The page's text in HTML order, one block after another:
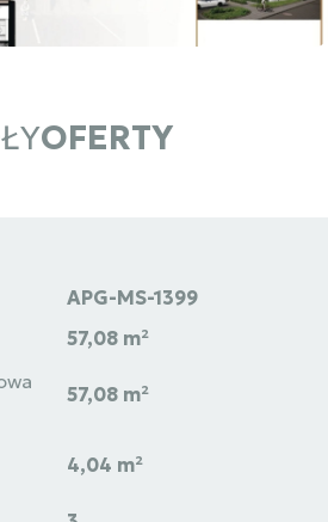
OFERTY
APG-MS-1399
57,08 m²
57,08 m²
4,04 m²